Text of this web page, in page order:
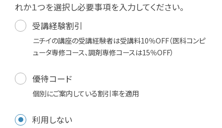
れか１つを選択し必要事項を入力してください。
受講経験割引
ニチイの講座の受講経験者は受講料10％OFF（医科コンピ
ュータ専修コース、調剤専修コースは15％OFF）
優待コード
個別にご案内している割引率を適用
利用しない